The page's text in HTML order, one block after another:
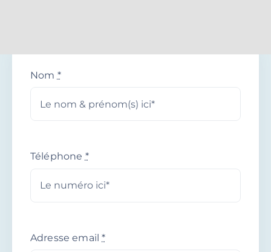
contenu
Nom *
Téléphone *
Adresse email*